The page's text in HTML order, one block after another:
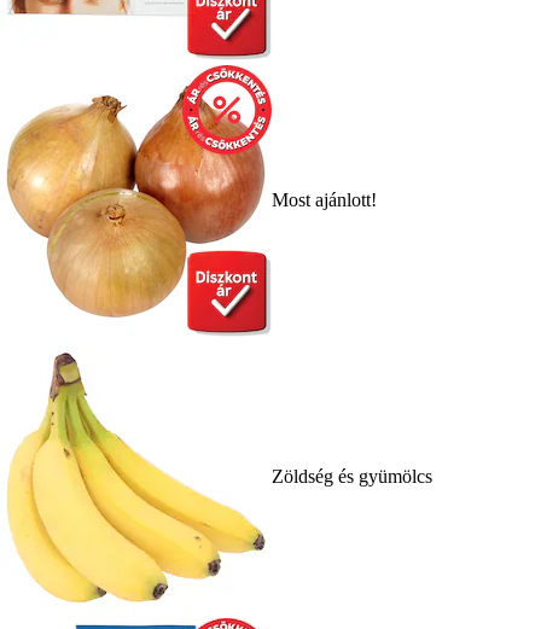
Most ajánlott!
Zöldség és gyümölcs